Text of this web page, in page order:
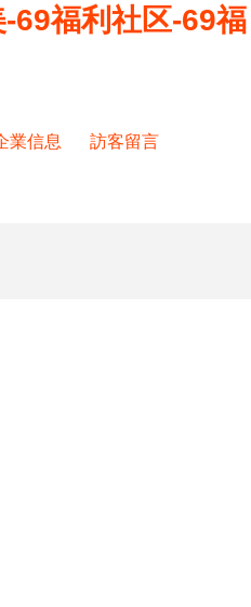
69福利社区-69福
業信息 訪客留言